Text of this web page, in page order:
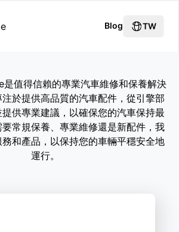
Blog TW
值得信賴的專業汽車維修和保養解決
於提供高品質的汽車配件，從引擎部
供專業建議，以確保您的汽車保持最
常規保養、專業維修還是新配件，我
和產品，以保持您的車輛平穩安全地
運行。